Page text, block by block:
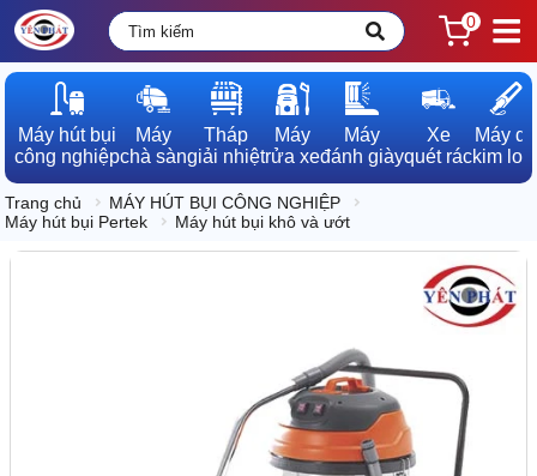
0
Máy hút bụi
công nghiệp
Máy
chà sàn
Tháp
giải nhiệt
Máy
rửa xe
Máy
đánh giày
Xe
quét rác
Máy dò
kim loại
Trang chủ
MÁY HÚT BỤI CÔNG NGHIỆP
Máy hút bụi Pertek
Máy hút bụi khô và ướt